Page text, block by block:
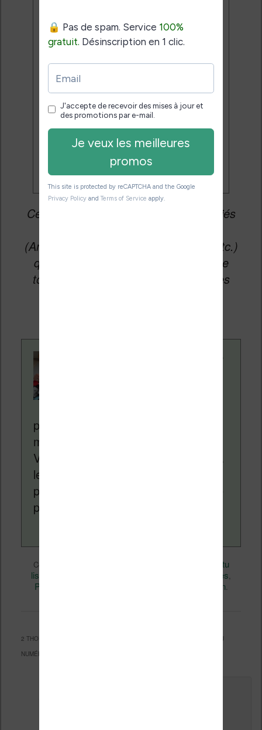
J'accepte de recevoir des
mises à jour et des promotions
par e-mail.
Je veux les meilleures
promos
Cet article peut contenir des liens affiliés
(Amazon, Fnac, Cultura, Boulanger, etc.)
qui permettent aux auteurs du site de
toucher une petite commission sur les
Contenu rédigé par
pour vous aider à naviguer dans le
monde des liseuses (Kindle, Kobo,
Vivlio, etc) et faire la promotion de la
lecture (numérique ou non). Vous
pouvez en savoir plus en lisant notre
page
Ce contenu a été publié dans
Nicolas (actu
liseuse, ebook, etc)
Livres,
Perspectives permalien.
2 THOUGHTS ON “
VOICI CE QUI ARRIVE QUAND ON NE PASSE PAS AU
NUMÉRIQUE : 3 MILLIARDS DE PERTES POUR PEARSON PLC.